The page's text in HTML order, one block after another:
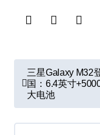
文
章
导
航
三星Galaxy M32
国：6.4英寸
大电池